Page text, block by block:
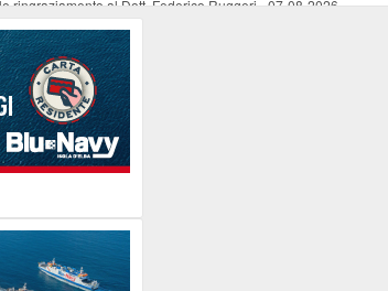
ringraziamento al Dott. Federico Ruggeri-07-08-2026
all'Elba: riaffiora una testimonianza del 1966
bordi stradali-07-08-2026
dal nuovo piano dell'Autorità portuale regionale